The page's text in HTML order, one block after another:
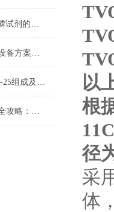
意大利哈纳HI93758-50磷试剂的区别
健康相关产品快速检测设备方案（二）
哈钠COD试剂HI93754C-25组成及测量范围
在线溶解氧测定仪选型全攻略：测量精度、响应速度与防护等级指南
以
根
径
采
体